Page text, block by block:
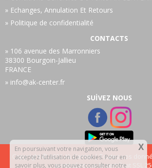
Echanges, Annulation Et Retours
Politique de confidentialité
CONTACTS
106 avenue des Marronniers
38300 Bourgoin-Jallieu
FRANCE
info@ak-center.fr
SUİVEZ NOUS
Copyright © 2026 Ak Center | Toutes vos
protégées par le certificat SSL
En poursuivant votre navigation, vous
acceptez l’utilisation de cookies. Pour en
savoir plus, vous pouvez consulter notre
X